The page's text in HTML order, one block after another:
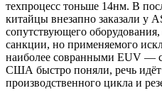
техпроцесс тоньше 14нм. В
китайцы внезапно заказали у
сопутствующего
санкции, но применяемого
наиболее совранными EUV —
США быстро поняли, речь
производственного цикла и